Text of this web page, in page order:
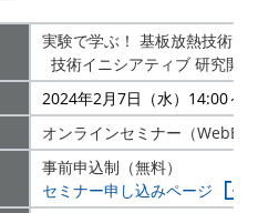
実験で学ぶ！ 基板放熱技術
技術イニシアティブ 研究
2024年2月7日（水）14:00～
オンラインセミナー（WebEX
事前申込制（無料）
セミナー申し込みページ